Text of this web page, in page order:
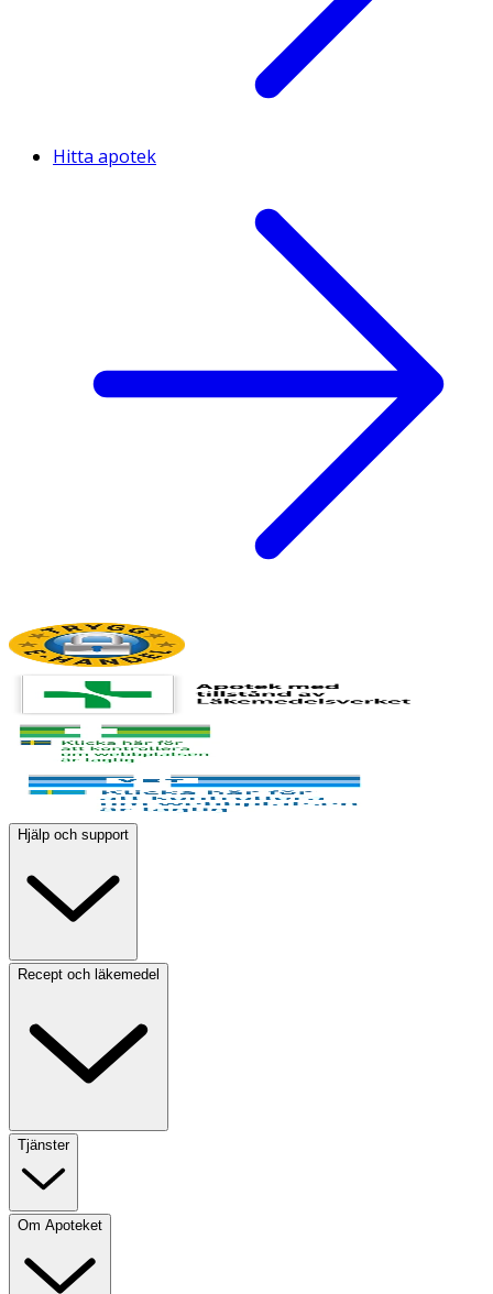
Hitta apotek
Hjälp och support
Recept och läkemedel
Tjänster
Om Apoteket